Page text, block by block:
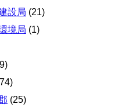
設局 (21)
境局 (1)
(25)